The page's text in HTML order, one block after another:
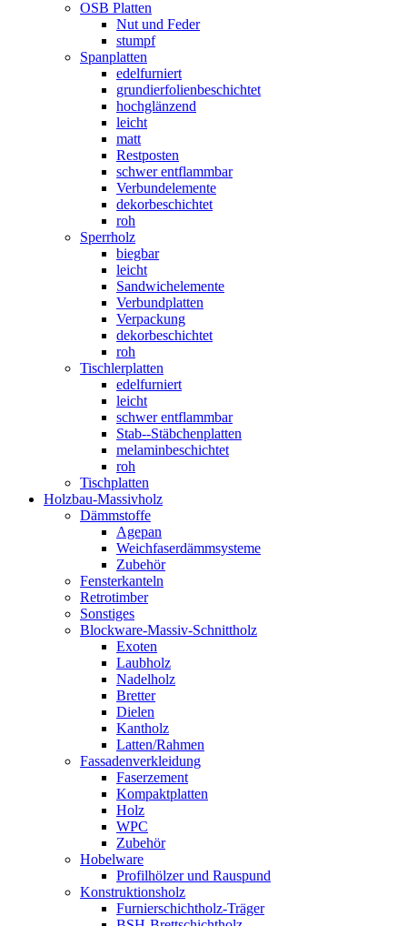
OSB Platten
Nut und Feder
stumpf
Spanplatten
edelfurniert
grundierfolienbeschichtet
hochglänzend
leicht
matt
Restposten
schwer entflammbar
Verbundelemente
dekorbeschichtet
roh
Sperrholz
biegbar
leicht
Sandwichelemente
Verbundplatten
Verpackung
dekorbeschichtet
roh
Tischlerplatten
edelfurniert
leicht
schwer entflammbar
Stab--Stäbchenplatten
melaminbeschichtet
roh
Tischplatten
Holzbau-Massivholz
Dämmstoffe
Agepan
Weichfaserdämmsysteme
Zubehör
Fensterkanteln
Retrotimber
Sonstiges
Blockware-Massiv-Schnittholz
Exoten
Laubholz
Nadelholz
Bretter
Dielen
Kantholz
Latten/Rahmen
Fassadenverkleidung
Faserzement
Kompaktplatten
Holz
WPC
Zubehör
Hobelware
Profilhölzer und Rauspund
Konstruktionsholz
Furnierschichtholz-Träger